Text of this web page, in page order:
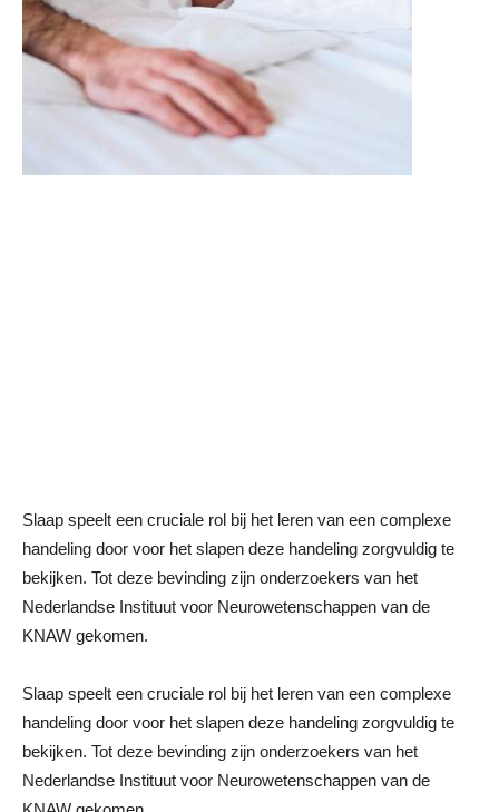
Slaap speelt een cruciale rol bij het leren van een complexe
handeling door voor het slapen deze handeling zorgvuldig te
bekijken. Tot deze bevinding zijn onderzoekers van het
Nederlandse Instituut voor Neurowetenschappen van de
KNAW gekomen.
Slaap speelt een cruciale rol bij het leren van een complexe
handeling door voor het slapen deze handeling zorgvuldig te
bekijken. Tot deze bevinding zijn onderzoekers van het
Nederlandse Instituut voor Neurowetenschappen van de